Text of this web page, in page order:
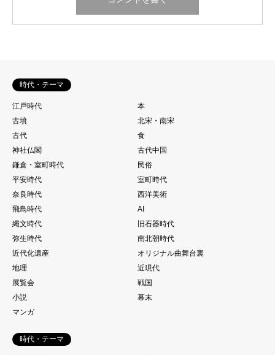
時代・テーマ
江戸時代
本
古墳
北宋・南宋
古代
食
神社仏閣
古代中国
鎌倉・室町時代
民俗
平安時代
室町時代
奈良時代
西洋美術
飛鳥時代
AI
縄文時代
旧石器時代
弥生時代
南北朝時代
近代化遺産
オリジナル曲舞台裏
地理
近現代
展覧会
戦国
小説
幕末
マンガ
時代・テーマ